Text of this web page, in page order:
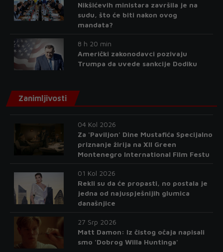
Nikšićevih ministara završila je na
sudu, što će biti nakon ovog
mandata?
8 h 20 min
Američki zakonodavci pozivaju
Trumpa da uvede sankcije Dodiku
Zanimljivosti
04 Kol 2026
Za 'Paviljon' Dine Mustafića Specijalno
priznanje žirija na XII Green
Montenegro International Film Festu
01 Kol 2026
Rekli su da će propasti, no postala je
jedna od najuspješnijih glumica
današnjice
27 Srp 2026
Matt Damon: Iz čistog očaja napisali
smo 'Dobrog Willa Huntinga'